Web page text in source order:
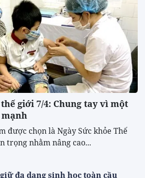
giới 7/4: Chung tay vì một
được chọn là Ngày Sức khỏe Thế
trọng nhằm nâng cao...
đa dạng sinh học toàn cầu